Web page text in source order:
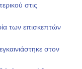
στις
των επισκεπτών
στον